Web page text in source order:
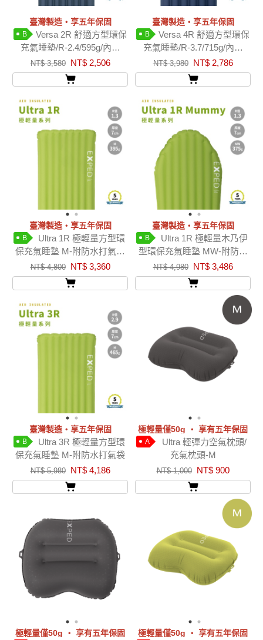
臺灣製造‧享五年保固
B
Versa 2R 舒適方型環保
充氣睡墊/R-2.4/595g/內建
pump
NT$ 3,580 NT$ 2,506
臺灣製造‧享五年保固
B
Versa 4R 舒適方型環保
充氣睡墊/R-3.7/715g/內建
pump
NT$ 3,980 NT$ 2,786
臺灣製造‧享五年保固
B
Ultra 1R 極輕量方型環
保充氣睡墊 M-附防水打氣打
氣袋
NT$ 4,800 NT$ 3,360
臺灣製造‧享五年保固
B
Ultra 1R 極輕量木乃伊
型環保充氣睡墊 MW-附防水
打氣袋
NT$ 4,980 NT$ 3,486
臺灣製造‧享五年保固
B
Ultra 3R 極輕量方型環
保充氣睡墊 M-附防水打氣袋
NT$ 5,980 NT$ 4,186
極輕量僅50g ‧ 享有五年保固
A
Ultra 輕彈力空氣枕頭/
充氣枕頭-M
NT$ 1,000 NT$ 900
極輕量僅50g ‧ 享有五年保固 極輕量僅50g ‧ 享有五年保固